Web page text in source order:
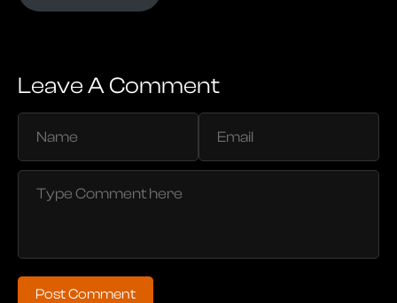
Leave A Comment
Post Comment